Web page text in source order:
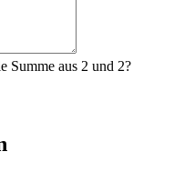
Summe aus 2 und 2?